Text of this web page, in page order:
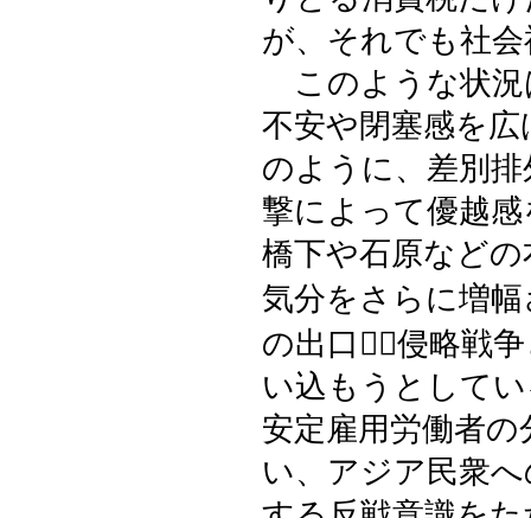
が、それでも社
このような状況
不安や閉塞感を
のように、差別
撃によって優越
橋下や石原など
気分をさらに増
の出口＝侵略戦
い込もうとして
安定雇用労働者
い、アジア民衆